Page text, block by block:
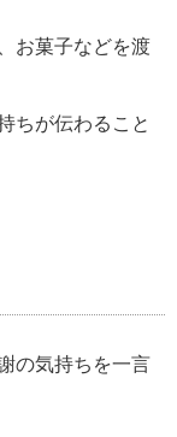
お菓子などを渡
ちが伝わること
の気持ちを一言